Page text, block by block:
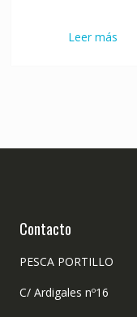
Leer más
Contacto
PESCA PORTILLO
C/ Ardigales nº16